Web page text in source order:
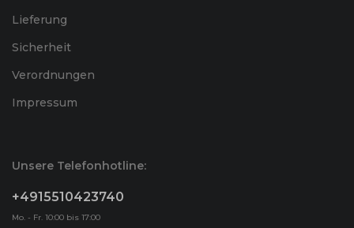
Lieferung
Sicherheit
Verordnungen
Impressum
Unsere Telefonhotline:
+4915510423740
Mo. - Fr. 10:00 bis 17:00